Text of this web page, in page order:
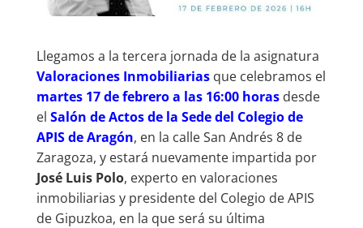
Llegamos a la tercera jornada de la asignatura
Valoraciones Inmobiliarias que celebramos el
martes 17 de febrero a las 16:00 horas desde
el Salón de Actos de la Sede del Colegio de
APIS de Aragón, en la calle San Andrés 8 de
Zaragoza, y estará nuevamente impartida por
José Luis Polo, experto en valoraciones
inmobiliarias y presidente del Colegio de APIS
de Gipuzkoa, en la que será su última